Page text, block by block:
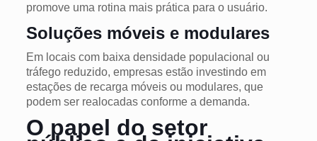
promove uma rotina mais prática para o usuário.
Soluções móveis e modulares
Em locais com baixa densidade populacional ou
tráfego reduzido, empresas estão investindo em
estações de recarga móveis ou modulares, que
podem ser realocadas conforme a demanda.
O papel do setor